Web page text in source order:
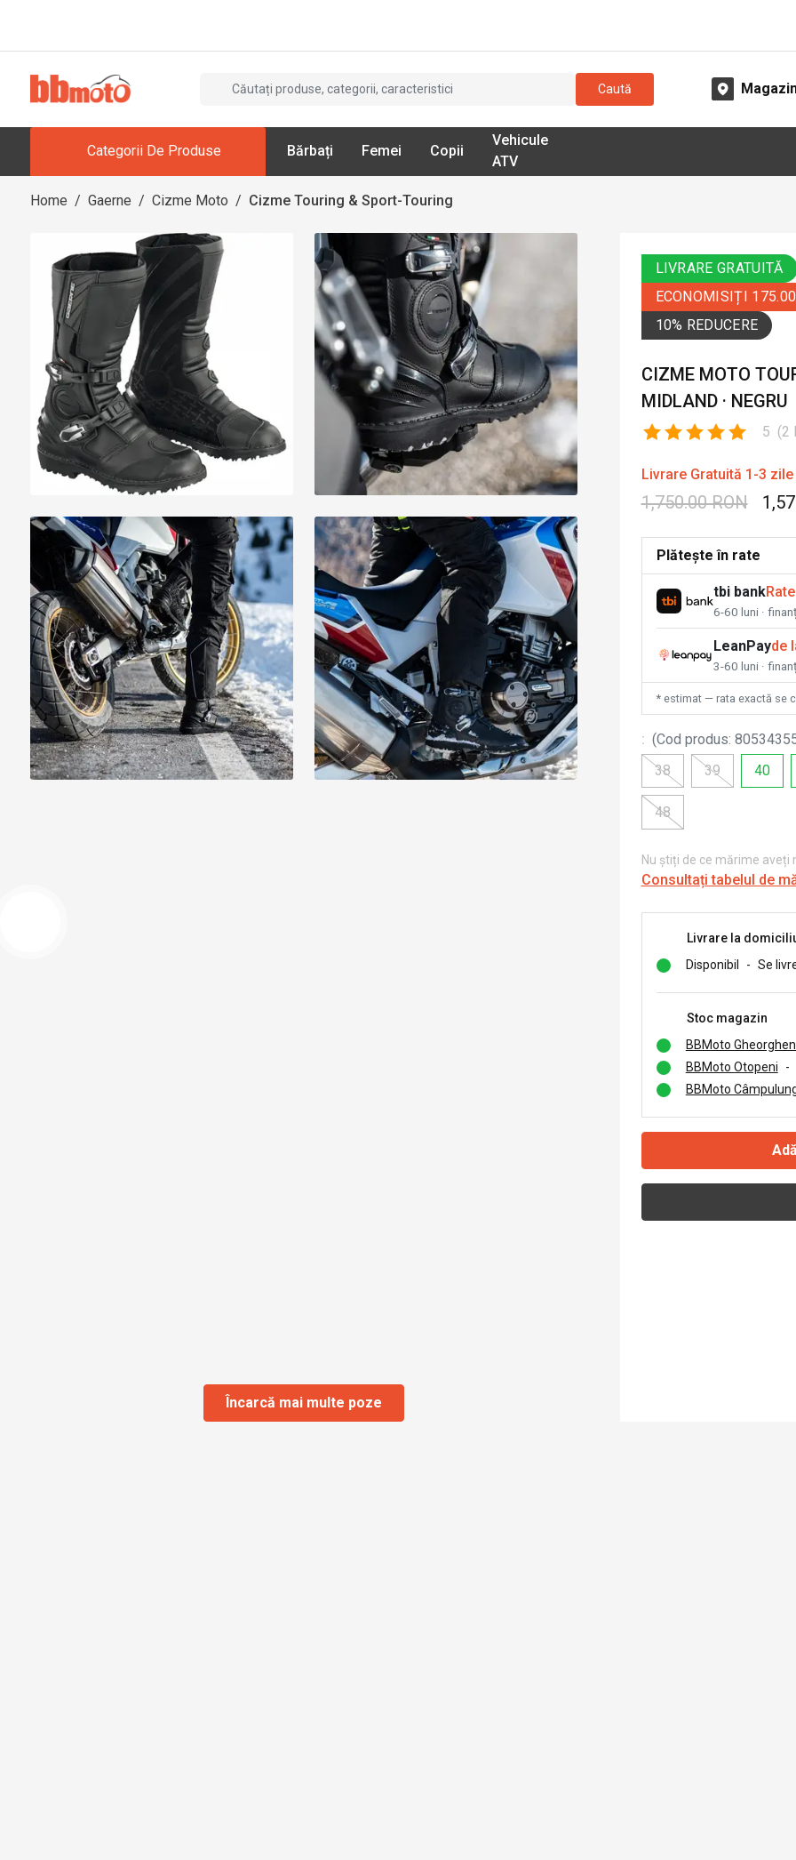
Caută
Categorii De Produse Bărbați Femei Copii
Vehicule
ATV
Home / Gaerne / Cizme Moto / Cizme Touring & Sport-Touring
Încarcă mai multe poze
LIVRARE GRATUITĂ
ECONOMISIȚI
10% REDUCERE
CIZME MOTO
MIDLAND · NEGRU
5 (2
Livrare Gratuită 1-3
1,750.00 RON
Plătește în rate
tbi bank
6-60 luni ·
LeanPayde
3-60 luni ·
* estimat — rata exactă se
: (Cod produs:
38
39 40
48
Nu știți de ce mărime aveți
Consultați tabelul de
Livrare la
Disponibil
- Se
Stoc magazin
BBMoto
BBMoto Otopeni
-
BBMoto